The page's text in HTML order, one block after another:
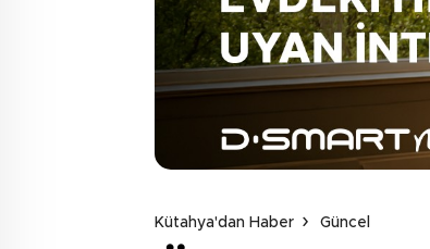
Kütahya'dan Haber Güncel